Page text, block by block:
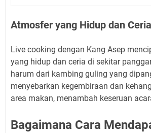
Atmosfer yang Hidup dan
Live cooking dengan Kang Asep
yang hidup dan ceria di sekitar
harum dari kambing guling yang
menyebarkan kegembiraan dan
area makan, menambah keseruan
Bagaimana Cara